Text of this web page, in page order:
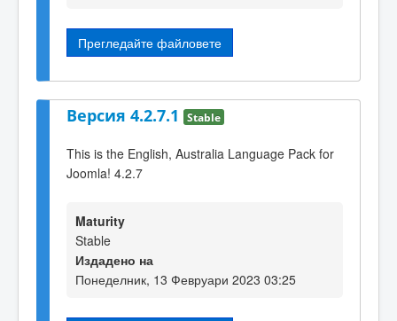
Прегледайте файловете
Версия 4.2.7.1 Stable
This is the English, Australia Language Pack for
Joomla! 4.2.7
Maturity
Stable
Издадено на
Понеделник, 13 Февруари 2023 03:25